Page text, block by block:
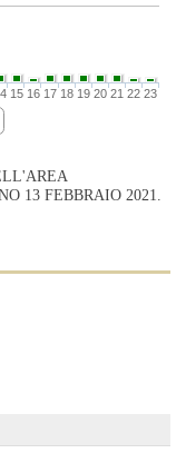
15 16 17 18 19 20 21 22 23
13 FEBBRAIO 2021.